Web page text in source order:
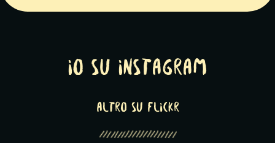
Io su Instagram
altro su Flickr